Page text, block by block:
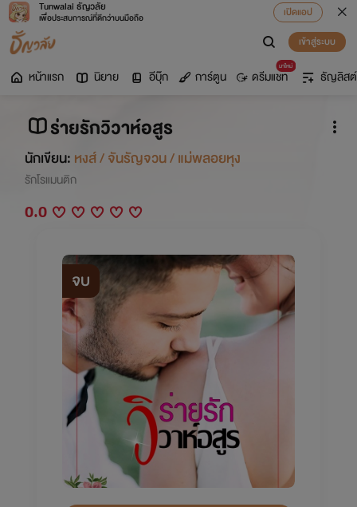
Tunwalai ธัญวลัย
เพื่อประสบการณ์ที่ดีกว่าบนมือถือ
เปิดแอป
เข้าสู่ระบบ
หน้าแรก นิยาย อีบุ๊ก การ์ตูน
มาใหม่
ดรีมแชท ธัญลิสต์
ร่ายรักวิวาห์อสูร
นักเขียน: หงส์ / จันรัญจวน / แม่พลอยหุง
รักโรแมนติก
0.0
จบ